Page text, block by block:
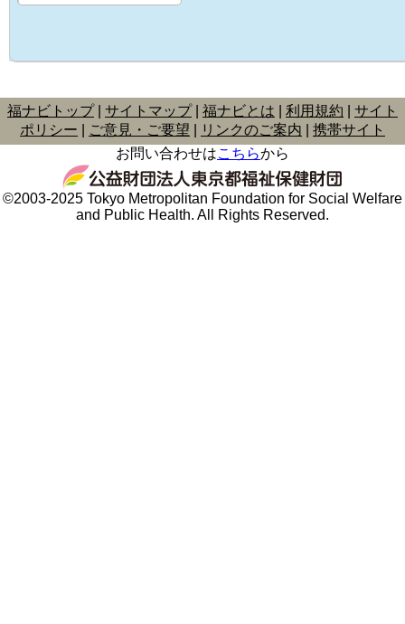
福ナビトップ サイトマップ 福ナビとは 利用規約
サイト
ポリシー
ご意見・ご要望 リンクのご案内
携帯サイト
お問い合わせはこちらから
©2003-2025 Tokyo Metropolitan Foundation for Social Welfare
and Public Health. All Rights Reserved.